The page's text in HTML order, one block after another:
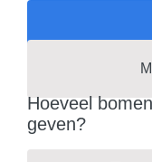
Hoeveel
geven?